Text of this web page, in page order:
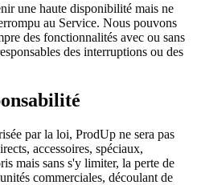
une haute disponibilité mais ne
au Service. Nous pouvons
des fonctionnalités avec ou sans
des interruptions ou des
par la loi, ProdUp ne sera pas
accessoires, spéciaux,
mais sans s'y limiter, la perte de
commerciales, découlant de